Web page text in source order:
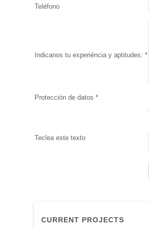
Teléfono
Indicanos tu experiéncia y aptitudes: *
Protección de datos *
Teclea este texto
CURRENT PROJECTS